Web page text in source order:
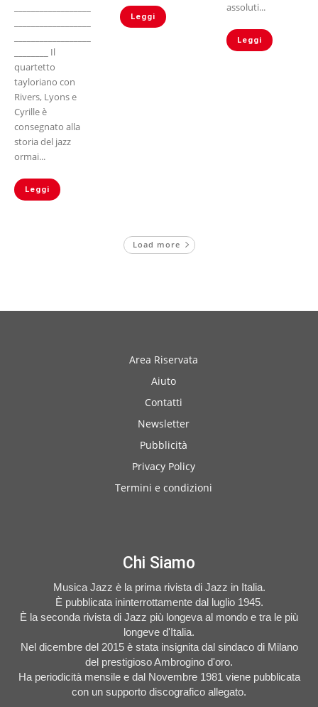
quartetto
tayloriano con
Rivers, Lyons e
Cyrille è
consegnato alla
storia del jazz
ormai...
Leggi
Leggi
assoluti...
Leggi
Load more
Area Riservata
Aiuto
Contatti
Newsletter
Pubblicità
Privacy Policy
Termini e condizioni
Chi Siamo
Musica Jazz è la prima rivista di Jazz in Italia.
È pubblicata ininterrottamente dal luglio 1945.
È la seconda rivista di Jazz più longeva al mondo e tra le più
longeve d'Italia.
Nel dicembre del 2015 è stata insignita dal sindaco di Milano
del prestigioso Ambrogino d'oro.
Ha periodicità mensile e dal Novembre 1981 viene pubblicata
con un supporto discografico allegato.